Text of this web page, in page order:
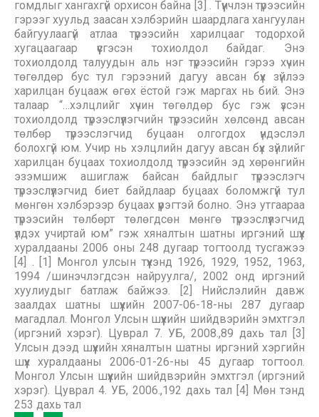
гомдлыг хангахгүй орхисон байна [3] . Түүнчлэн түрээсийн
гэрээг хуульд заасан хэлбэрийн шаардлага хангуулан
байгуулаагүй атлаа түрээсийн харилцааг тодорхой
хугацаагаар үүсгэсэн тохиолдол байдаг. Энэ
тохиолдолд талуудын аль нэг түрээсийн гэрээ хүчин
төгөлдөр бус тул гэрээний дагуу авсан бүх зүйлээ
харилцан буцааж өгөх ёстой гэж маргах нь бий. Энэ
талаар “…хэлцлийг хүчин төгөлдөр бус гэж үзсэн
тохиолдолд түрээслүүлэгчийн түрээсийн хөлсөнд авсан
төлбөр түрээслэгчид буцаан олгогдох үндэслэл
болохгүй юм. Учир нь хэлцлийн дагуу авсан бүх зүйлийг
харилцан буцаах тохиолдолд түрээсийн эд хөрөнгийн
эзэмшиж ашиглаж байсан байдлыг түрээслэгч
түрээслүүлэгчид биет байдлаар буцаах боломжгүй тул
мөнгөн хэлбэрээр буцаах үүрэгтэй болно. Энэ утгаараа
түрээсийн төлбөрт төлөгдсөн мөнгө түрээслүүлэгчид
үлдэх учиртай юм” гэж хяналтын шатны иргэний шүүх
хуралдааны 2006 оны 248 дугаар тогтоолд тусгажээ
[4] . [1] Монгол улсын түүхэнд 1926, 1929, 1952, 1963,
1994 /шинэчлэгдсэн найруулга/, 2002 онд иргэний
хуулиудыг батлаж байжээ. [2] Нийслэлийн давж
заалдах шатны шүүхийн 2007-06-18-ны 287 дугаар
магадлал. Монгол Улсын шүүхийн шийдвэрийн эмхтгэл
(иргэний хэрэг). Цуврал 7. УБ, 2008.,89 дахь тал [3]
Улсын дээд шүүхийн хяналтын шатны иргэний хэргийн
шүүх хуралдааны 2006-01-26-ны 45 дугаар тогтоол.
Монгол Улсын шүүхийн шийдвэрийн эмхтгэл (иргэний
хэрэг). Цуврал 4. УБ, 2006.,192 дахь тал [4] Мөн тэнд
253 дахь тал